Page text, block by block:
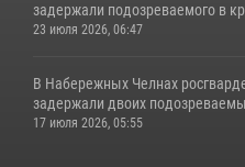
задержали подозреваемого в
23 июля 2026, 06:47
В Набережных Челнах
задержали двоих
17 июля 2026, 05:55